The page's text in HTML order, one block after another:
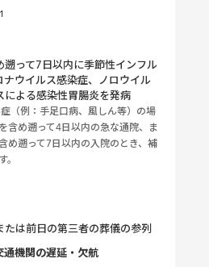
遡って7日以内に季節性インフル
ナウイルス感染症、ノロウイル
による感染性胃腸炎を発病
（例：手足口病、風しん等）の場
含め遡って4日以内の急な通院、ま
め遡って7日以内の入院のとき、補
。
たは前日の第三者の葬儀の参列
通機関の遅延・欠航